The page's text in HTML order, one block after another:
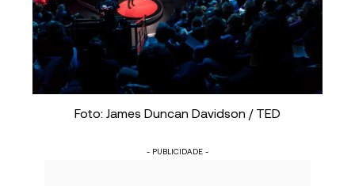
Foto: James Duncan Davidson / TED
- PUBLICIDADE -